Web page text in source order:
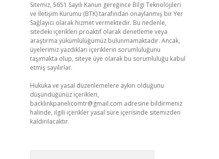
Sitemiz, 5651 Sayılı Kanun gereğince Bilgi Teknolojileri
ve İletişim Kurumu (BTK) tarafından onaylanmış bir Yer
Sağlayıcı olarak hizmet vermektedir. Bu nedenle,
sitedeki içerikleri proaktif olarak denetleme veya
araştırma yükümlülüğümüz bulunmamaktadır. Ancak,
üyelerimiz yazdıkları içeriklerin sorumluluğunu
taşımakta olup, siteye üye olarak bu sorumluluğu kabul
etmiş sayılırlar.
Hukuka ve yasal düzenlemelere aykırı olduğunu
düşündüğünüz içerikleri,
backlinkpanelicomtr@gmail.com adresine bildirmeniz
halinde, ilgili içerikler yasal süre içerisinde sitemizden
kaldırılacaktır.